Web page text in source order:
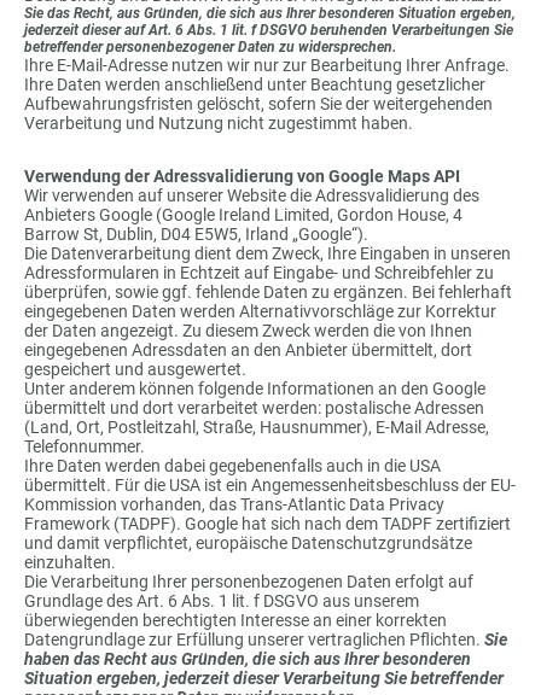
Sie das Recht, aus Gründen, die sich aus Ihrer besonderen Situation ergeben,
jederzeit dieser auf Art. 6 Abs. 1 lit. f DSGVO beruhenden Verarbeitungen Sie
betreffender personenbezogener Daten zu widersprechen.
Ihre E-Mail-Adresse nutzen wir nur zur Bearbeitung Ihrer Anfrage.
Ihre Daten werden anschließend unter Beachtung gesetzlicher
Aufbewahrungsfristen gelöscht, sofern Sie der weitergehenden
Verarbeitung und Nutzung nicht zugestimmt haben.
Verwendung der Adressvalidierung von Google Maps API
Wir verwenden auf unserer Website die Adressvalidierung des
Anbieters Google (Google Ireland Limited, Gordon House, 4
Barrow St, Dublin, D04 E5W5, Irland „Google“).
Die Datenverarbeitung dient dem Zweck, Ihre Eingaben in unseren
Adressformularen in Echtzeit auf Eingabe- und Schreibfehler zu
überprüfen, sowie ggf. fehlende Daten zu ergänzen. Bei fehlerhaft
eingegebenen Daten werden Alternativvorschläge zur Korrektur
der Daten angezeigt. Zu diesem Zweck werden die von Ihnen
eingegebenen Adressdaten an den Anbieter übermittelt, dort
gespeichert und ausgewertet.
Unter anderem können folgende Informationen an den Google
übermittelt und dort verarbeitet werden: postalische Adressen
(Land, Ort, Postleitzahl, Straße, Hausnummer), E-Mail Adresse,
Telefonnummer.
Ihre Daten werden dabei gegebenenfalls auch in die USA
übermittelt. Für die USA ist ein Angemessenheitsbeschluss der EU-
Kommission vorhanden, das Trans-Atlantic Data Privacy
Framework (TADPF). Google hat sich nach dem TADPF zertifiziert
und damit verpflichtet, europäische Datenschutzgrundsätze
einzuhalten.
Die Verarbeitung Ihrer personenbezogenen Daten erfolgt auf
Grundlage des Art. 6 Abs. 1 lit. f DSGVO aus unserem
überwiegenden berechtigten Interesse an einer korrekten
Datengrundlage zur Erfüllung unserer vertraglichen Pflichten. Sie
haben das Recht aus Gründen, die sich aus Ihrer besonderen
Situation ergeben, jederzeit dieser Verarbeitung Sie betreffender